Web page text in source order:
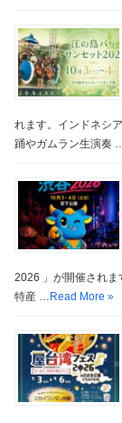
れます。インドネシ
踊やガムラン生演奏
2026 」が開催されま
特産 … Read More »